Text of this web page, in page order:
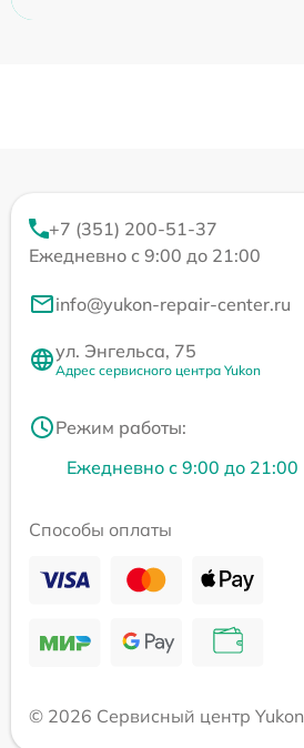
+7 (351) 200-51-37
Ежедневно с 9:00 до 21:00
info@yukon-repair-center.ru
ул. Энгельса, 75
Адрес сервисного центра Yukon
Режим работы:
Ежедневно с 9:00 до 21:00
Способы оплаты
© 2026 Сервисный центр Yukon